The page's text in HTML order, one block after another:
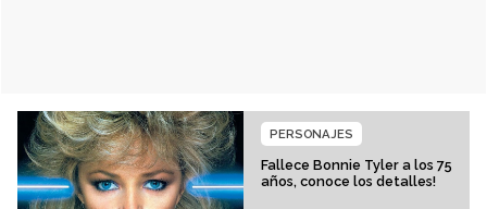
Fallece Bonnie Tyler a los 75
años, conoce los detalles!
PERSONAJES